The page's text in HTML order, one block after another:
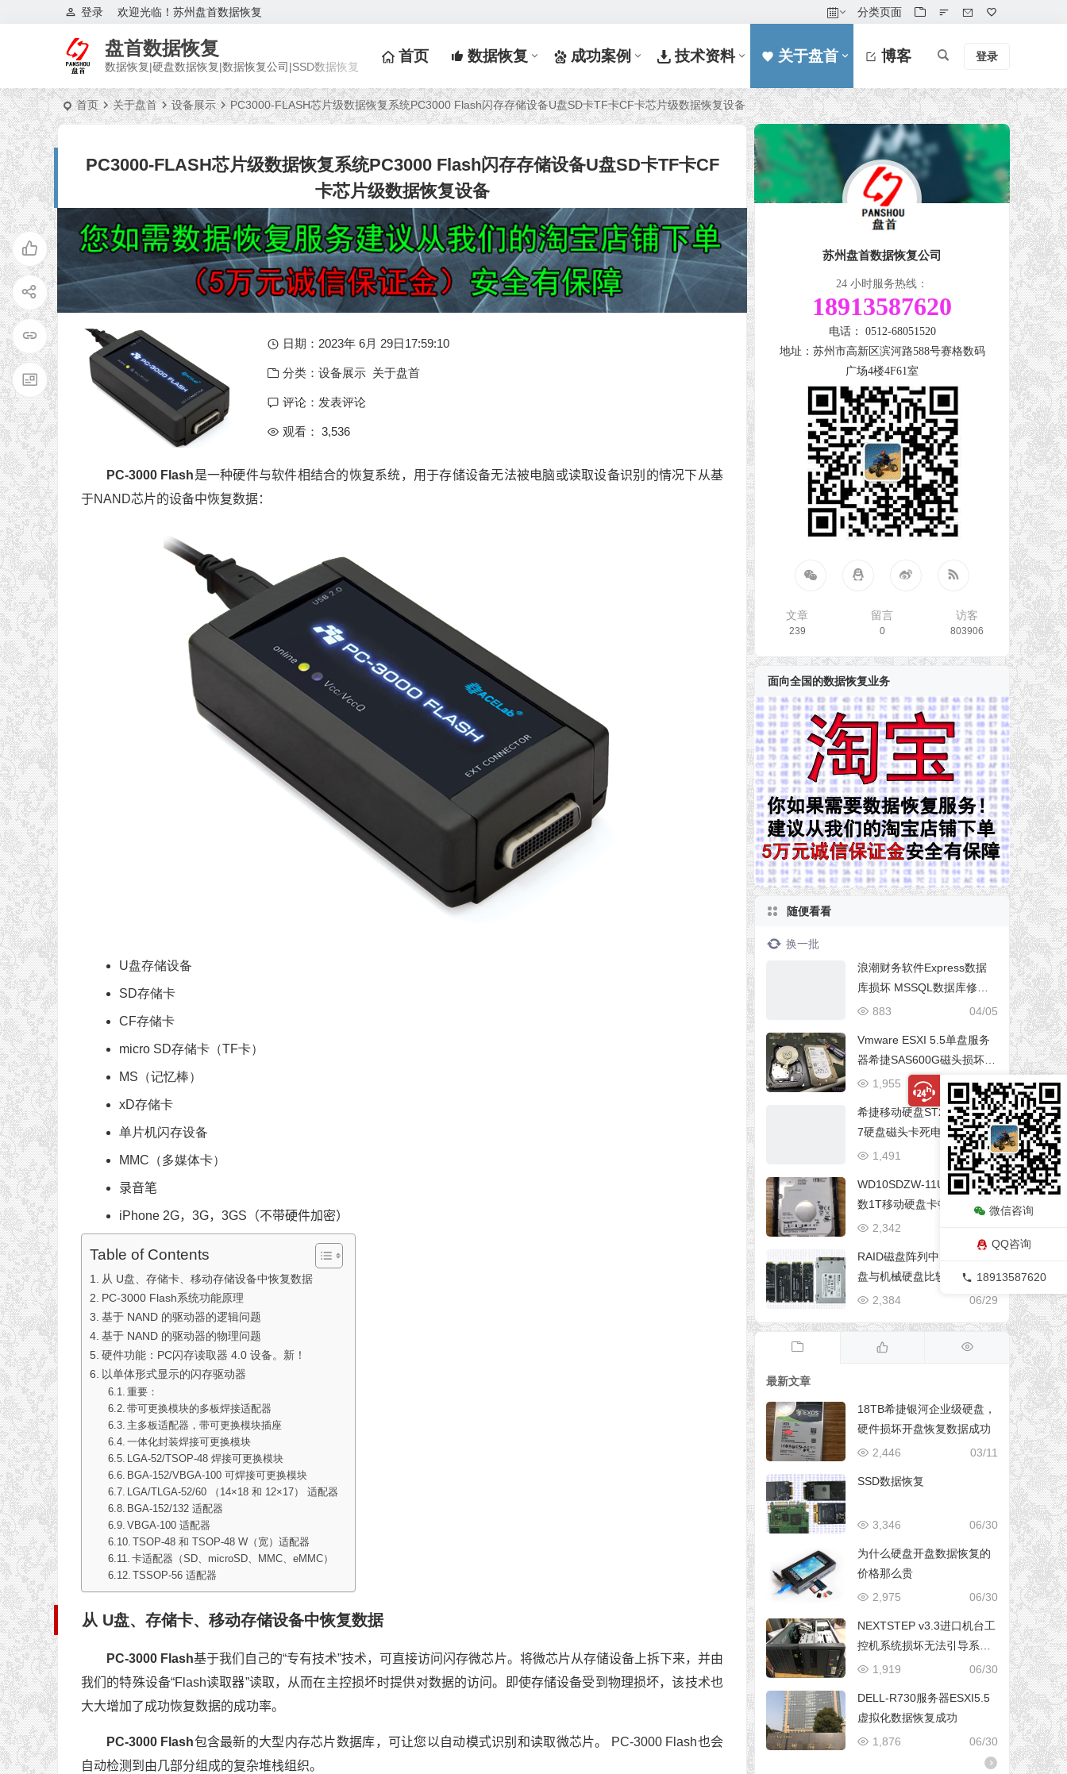
欢迎光临！苏州盘首数据恢复
登录 分类页面
盘首数据恢复
数据恢复|硬盘数据恢复|数据恢复公司|SSD数据恢复
首页 数据恢复 成功案例 技术资料 关于盘首 博客 登录
首页 关于盘首 设备展示 PC3000-FLASH芯片级数据恢复系统PC3000 Flash闪存存储设备U盘SD卡TF卡CF卡芯片级数据恢复设备
PC3000-FLASH芯片级数据恢复系统PC3000 Flash闪存存储设备U盘SD卡TF卡CF
卡芯片级数据恢复设备
日期：2023年 6月 29日17:59:10
分类： 设备展示 关于盘首
评论： 发表评论
观看： 3,536
PC-3000 Flash是一种硬件与软件相结合的恢复系统，用于存储设备无法被电脑或读取设备识别的情况下从基
于NAND芯片的设备中恢复数据：
U盘存储设备
SD存储卡
CF存储卡
micro SD存储卡（TF卡）
MS（记忆棒）
xD存储卡
单片机闪存设备
MMC（多媒体卡）
录音笔
iPhone 2G，3G，3GS（不带硬件加密）
Table of Contents
从 U盘、存储卡、移动存储设备中恢复数据
PC-3000 Flash系统功能原理
基于 NAND 的驱动器的逻辑问题
基于 NAND 的驱动器的物理问题
硬件功能：PC闪存读取器 4.0 设备。新！
以单体形式显示的闪存驱动器
重要：
带可更换模块的多板焊接适配器
主多板适配器，带可更换模块插座
一体化封装焊接可更换模块
LGA-52/TSOP-48 焊接可更换模块
BGA-152/VBGA-100 可焊接可更换模块
LGA/TLGA-52/60 （14×18 和 12×17） 适配器
BGA-152/132 适配器
VBGA-100 适配器
TSOP-48 和 TSOP-48 W（宽）适配器
卡适配器（SD、microSD、MMC、eMMC）
TSSOP-56 适配器
从 U盘、存储卡、移动存储设备中恢复数据
PC-3000 Flash基于我们自己的“专有技术”技术，可直接访问闪存微芯片。将微芯片从存储设备上拆下来，并由
我们的特殊设备“Flash读取器”读取，从而在主控损坏时提供对数据的访问。即使存储设备受到物理损坏，该技术也
大大增加了成功恢复数据的成功率。
PC-3000 Flash包含最新的大型内存芯片数据库，可让您以自动模式识别和读取微芯片。 PC-3000 Flash也会
自动检测到由几部分组成的复杂堆栈组织。
苏州盘首数据恢复公司
24 小时服务热线：
18913587620
电话： 0512-68051520
地址：苏州市高新区滨河路588号赛格数码
广场4楼4F61室
文章
239
留言
0
访客
803906
面向全国的数据恢复业务
随便看看
换一批
浪潮财务软件Express数据
库损坏 MSSQL数据库修复
成功
04/05
883
Vmware ESXI 5.5单盘服务
器希捷SAS600G磁头损坏数
据恢复成功
06/29
1,955
希捷移动硬盘ST2000LM00
7硬盘磁头卡死电机无法旋转
数据恢复
04/05
1,491
WD10SDZW-11UMGS0西
数1T移动硬盘卡顿、无法复
制、有坏道数据恢复
2,342
RAID磁盘阵列中SSD固态硬
盘与机械硬盘比较
06/29
2,384
最新文章
18TB希捷银河企业级硬盘，
硬件损坏开盘恢复数据成功
03/11
2,446
SSD数据恢复
06/30
3,346
为什么硬盘开盘数据恢复的
价格那么贵
06/30
2,975
NEXTSTEP v3.3进口机台工
控机系统损坏无法引导系统
修复成功
06/30
1,919
DELL-R730服务器ESXI5.5
虚拟化数据恢复成功
06/30
1,876
微信咨询
QQ咨询
18913587620